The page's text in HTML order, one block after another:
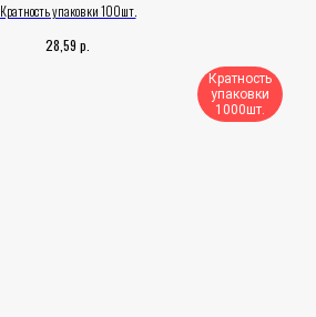
Кратность упаковки 100шт.
28,59 р.
Кратность
упаковки
1000шт.​